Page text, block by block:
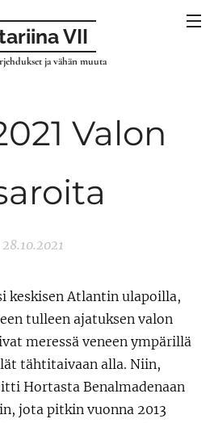
VII
ja vähän muuta
Valon
28.10.2021
keskisen Atlantin ulapoilla,
tulleen ajatuksen valon
meressä veneen ympärillä
tähtitaivaan alla. Niin,
Hortasta Benalmadenaan
jota pitkin vuonna 2013